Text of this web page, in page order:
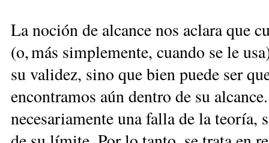
La noción de alcance nos aclara que
(o, más simplemente, cuando se le
su validez, sino que bien puede ser
encontramos aún dentro de su
necesariamente una falla de la teoría,